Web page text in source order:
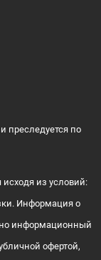
преследуется по
из условий:
Информация о
информационный
офертой,